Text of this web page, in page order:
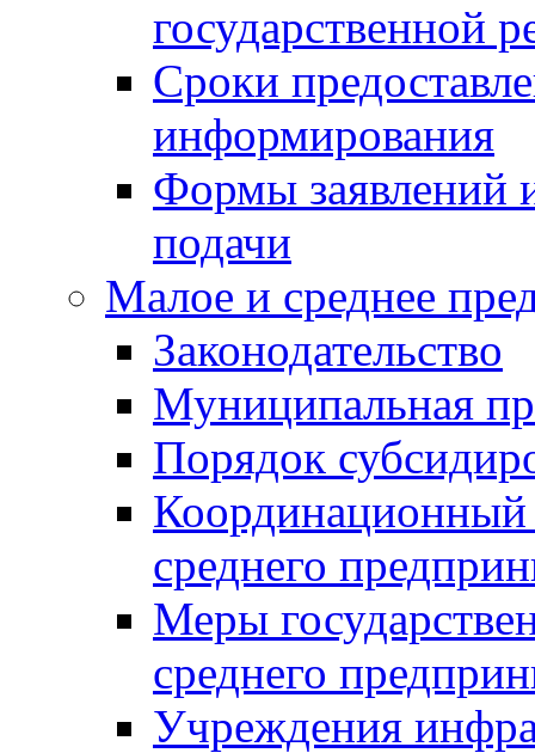
государственной
Сроки
информирования
Формы заявлений
подачи
Малое и среднее
Законодательство
Муниципальная
Порядок
Координационный
среднего
Меры
среднего
Учреждения